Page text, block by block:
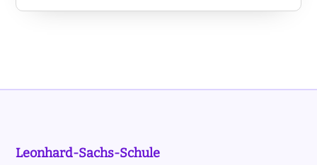
Leonhard-Sachs-Schule